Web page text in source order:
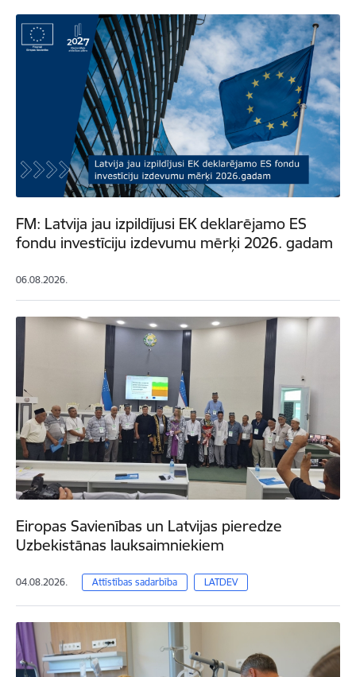
FM: Latvija jau izpildījusi EK deklarējamo ES
fondu investīciju izdevumu mērķi 2026. gadam
06.08.2026.
Eiropas Savienības un Latvijas pieredze
Uzbekistānas lauksaimniekiem
04.08.2026. Attīstības sadarbība LATDEV